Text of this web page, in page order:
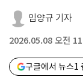
임양규 기자
2026.05.08 오전
구글에서 뉴스1